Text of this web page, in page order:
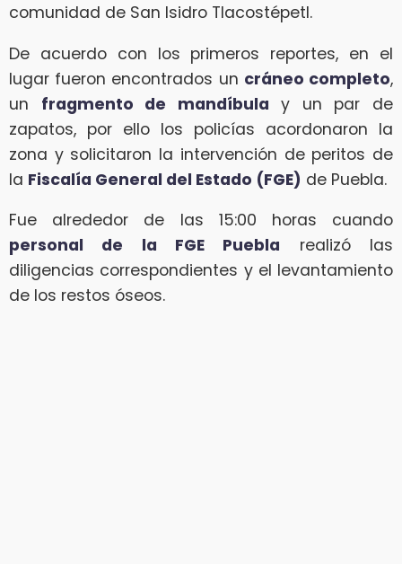
comunidad de San Isidro Tlacostépetl.
De acuerdo con los primeros reportes, en el
lugar fueron encontrados un cráneo completo,
un fragmento de mandíbula y un par de
zapatos, por ello los policías acordonaron la
zona y solicitaron la intervención de peritos de
la Fiscalía General del Estado (FGE) de Puebla.
Fue alrededor de las 15:00 horas cuando
personal de la FGE Puebla realizó las
diligencias correspondientes y el levantamiento
de los restos óseos.